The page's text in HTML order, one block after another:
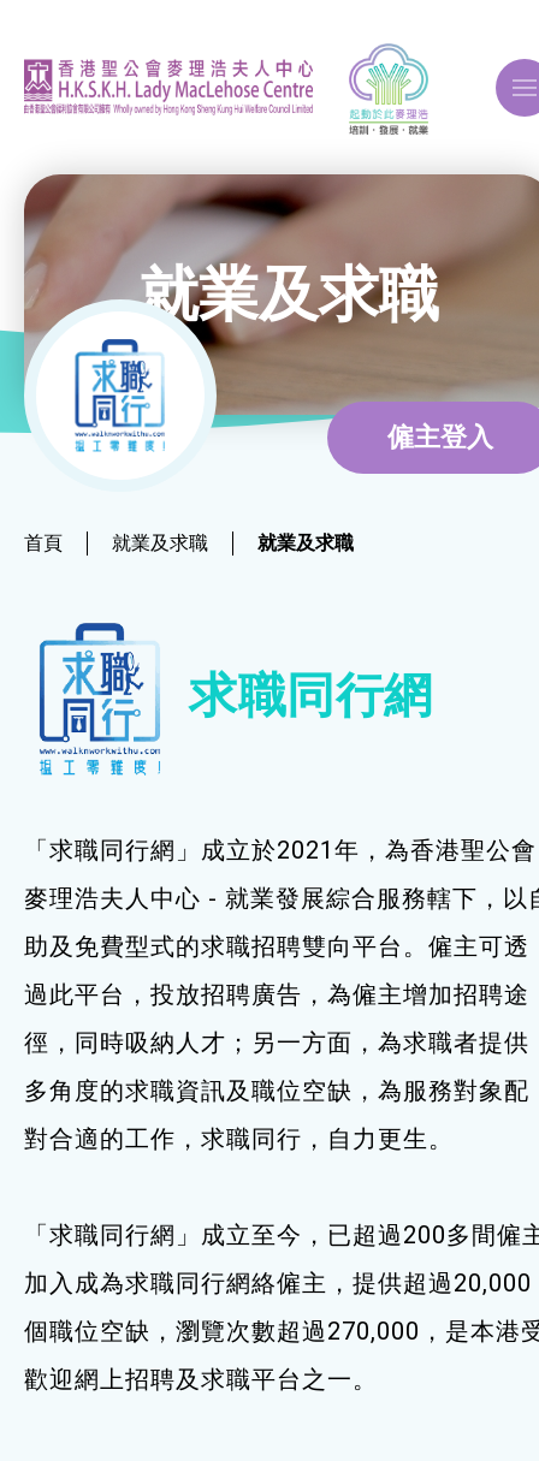
關於我們
ERB再培訓課程
就業及求職
就業及求職
最新資訊 / 招聘會
僱主及企業服務
特別服務項目
最新消息
服務單位及聯絡
就業及求職
僱主登入
首頁 就業及求職 就業及求職
求職同行網
「求職同行網」成立於2021年，為香港聖公會
麥理浩夫人中心 - 就業發展綜合服務轄下，以
助及免費型式的求職招聘雙向平台。僱主可透
過此平台，投放招聘廣告，為僱主增加招聘途
徑，同時吸納人才；另一方面，為求職者提供
多角度的求職資訊及職位空缺，為服務對象配
對合適的工作，求職同行，自力更生。
「求職同行網」成立至今，已超過200多間僱
加入成為求職同行網絡僱主，提供超過20,000
個職位空缺，瀏覽次數超過270,000，是本港
歡迎網上招聘及求職平台之一。